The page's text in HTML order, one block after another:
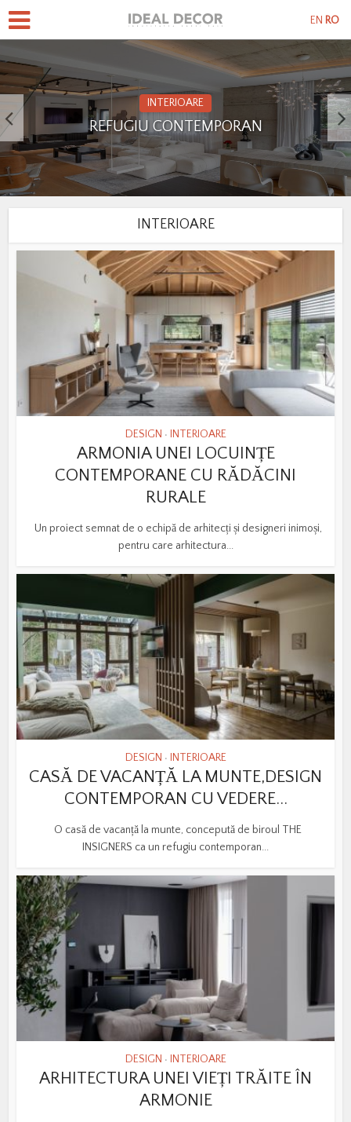
INTERIOARE
REFUGIU CONTEMPORAN
INTERIOARE
DESIGN • INTERIOARE
ARMONIA UNEI LOCUINȚE
CONTEMPORANE CU RĂDĂCINI
RURALE
Un proiect semnat de o echipă de arhitecți și designeri inimoși,
pentru care arhitectura...
DESIGN • INTERIOARE
CASĂ DE VACANȚĂ LA MUNTE,DESIGN
CONTEMPORAN CU VEDERE...
O casă de vacanță la munte, concepută de biroul THE
INSIGNERS ca un refugiu contemporan...
DESIGN • INTERIOARE
ARHITECTURA UNEI VIEȚI TRĂITE ÎN
ARMONIE
EN RO